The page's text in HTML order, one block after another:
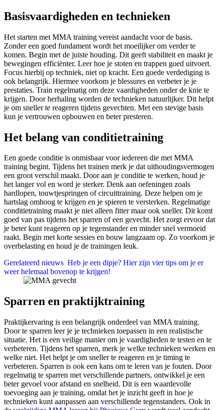
Basisvaardigheden en technieken
Het starten met MMA training vereist aandacht voor de basis.
Zonder een goed fundament wordt het moeilijker om verder te
komen. Begin met de juiste houding. Dit geeft stabiliteit en maakt je
bewegingen efficiënter. Leer hoe je stoten en trappen goed uitvoert.
Focus hierbij op techniek, niet op kracht. Een goede verdediging is
ook belangrijk. Hiermee voorkom je blessures en verbeter je je
prestaties. Train regelmatig om deze vaardigheden onder de knie te
krijgen. Door herhaling worden de technieken natuurlijker. Dit helpt
je om sneller te reageren tijdens gevechten. Met een stevige basis
kun je vertrouwen opbouwen en beter presteren.
Het belang van conditietraining
Een goede conditie is onmisbaar voor iedereen die met MMA
training begint. Tijdens het trainen merk je dat uithoudingsvermogen
een groot verschil maakt. Door aan je conditie te werken, houd je
het langer vol en word je sterker. Denk aan oefeningen zoals
hardlopen, touwtjespringen of circuittraining. Deze helpen om je
hartslag omhoog te krijgen en je spieren te versterken. Regelmatige
conditietraining maakt je niet alleen fitter maar ook sneller. Dit komt
goed van pas tijdens het sparren of een gevecht. Het zorgt ervoor dat
je beter kunt reageren op je tegenstander en minder snel vermoeid
raakt. Begin met korte sessies en bouw langzaam op. Zo voorkom je
overbelasting en houd je de trainingen leuk.
Gerelateerd nieuws Heb je een dipje? Hier zijn vier tips om je er
weer helemaal bovenop te krijgen!
Sparren en praktijktraining
Praktijkervaring is een belangrijk onderdeel van MMA training.
Door te sparren leer je je technieken toepassen in een realistische
situatie. Het is een veilige manier om je vaardigheden te testen en te
verbeteren. Tijdens het sparren, merk je welke technieken werken en
welke niet. Het helpt je om sneller te reageren en je timing te
verbeteren. Sparren is ook een kans om te leren van je fouten. Door
regelmatig te sparren met verschillende partners, ontwikkel je een
beter gevoel voor afstand en snelheid. Dit is een waardevolle
toevoeging aan je training, omdat het je inzicht geeft in hoe je
technieken kunt aanpassen aan verschillende tegenstanders. Ook in